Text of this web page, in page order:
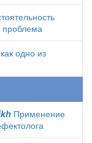
проблема
одно из
Применение